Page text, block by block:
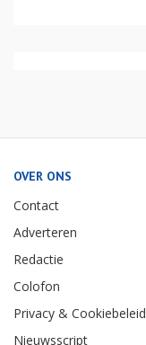
OVER ONS
Contact
Adverteren
Redactie
Colofon
Privacy & Cookiebeleid
Nieuwsscript